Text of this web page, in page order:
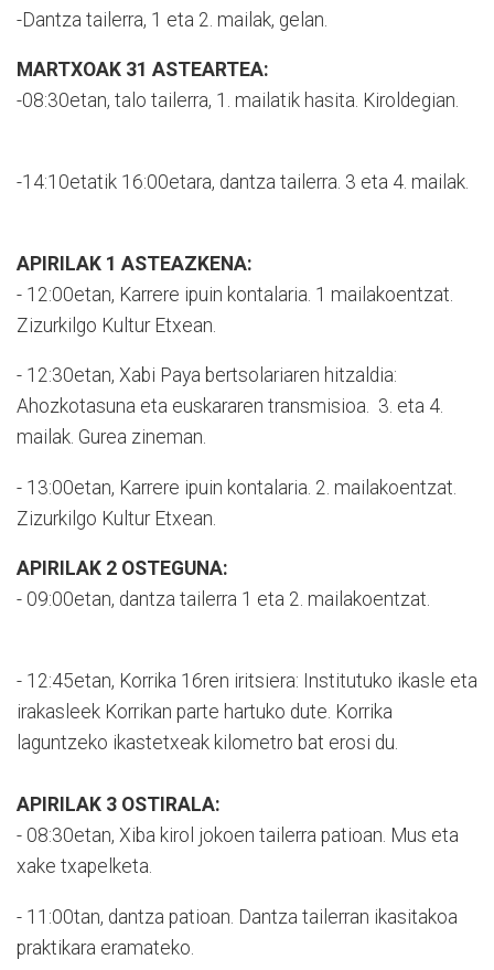
-Dantza tailerra, 1 eta 2. mailak, gelan.
MARTXOAK 31 ASTEARTEA:
-08:30etan, talo tailerra, 1. mailatik hasita. Kiroldegian.
-14:10etatik 16:00etara, dantza tailerra. 3 eta 4. mailak.
APIRILAK 1 ASTEAZKENA:
- 12:00etan, Karrere ipuin kontalaria. 1 mailakoentzat.
Zizurkilgo Kultur Etxean.
- 12:30etan, Xabi Paya bertsolariaren hitzaldia:
Ahozkotasuna eta euskararen transmisioa. 3. eta 4.
mailak. Gurea zineman.
- 13:00etan, Karrere ipuin kontalaria. 2. mailakoentzat.
Zizurkilgo Kultur Etxean.
APIRILAK 2 OSTEGUNA:
- 09:00etan, dantza tailerra 1 eta 2. mailakoentzat.
- 12:45etan, Korrika 16ren iritsiera: Institutuko ikasle eta
irakasleek Korrikan parte hartuko dute. Korrika
laguntzeko ikastetxeak kilometro bat erosi du.
APIRILAK 3 OSTIRALA:
- 08:30etan, Xiba kirol jokoen tailerra patioan. Mus eta
xake txapelketa.
- 11:00tan, dantza patioan. Dantza tailerran ikasitakoa
praktikara eramateko.